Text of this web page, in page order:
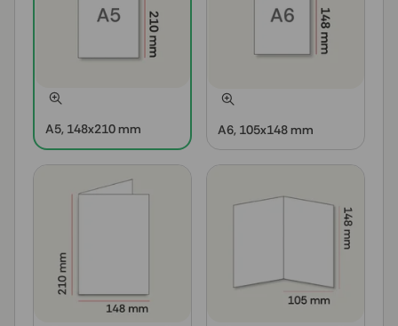
A5, 148x210 mm A6, 105x148 mm